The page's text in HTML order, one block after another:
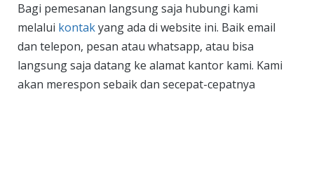
Bagi pemesanan langsung saja hubungi kami
melalui kontakyang ada di website ini. Baik email
dan telepon, pesan atau whatsapp, atau bisa
langsung saja datang ke alamat kantor kami. Kami
akan merespon sebaik dan secepat-cepatnya